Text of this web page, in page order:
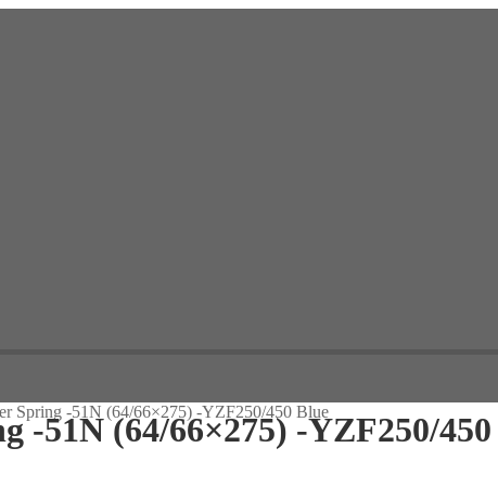
Spring -51N (64/66×275) -YZF250/450 Blue
-51N (64/66×275) -YZF250/